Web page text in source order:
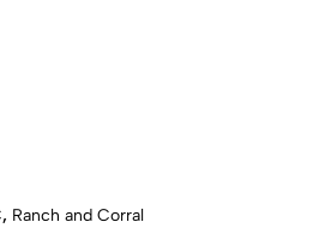
, Ranch and Corral